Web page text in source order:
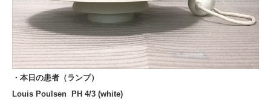
・本日の患者（ランプ）
Louis Poulsen PH 4/3 (white)